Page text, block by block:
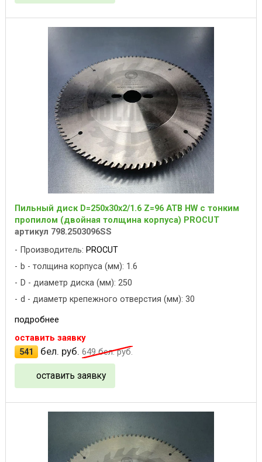
Пильный диск D=250x30x2/1.6 Z=96 ATB HW с тонким
пропилом (двойная толщина корпуса) PROCUT
артикул 798.2503096SS
Производитель: PROCUT
b - толщина корпуса (мм): 1.6
D - диаметр диска (мм): 250
d - диаметр крепежного отверстия (мм): 30
подробнее
оставить заявку
541
бел. руб. 649бел. руб.
оставить заявку